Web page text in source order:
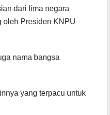
dari lima negara
oleh Presiden KNPU
nama bangsa
yang terpacu untuk